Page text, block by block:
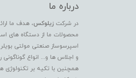
درباره ما
در شرکت زیلوکس، هدف ما
محصولات ما از دستگاه های
اسپرسوساز صنعتی مولتی
و اجلاس ها و... انواع
همچنین با تکیه بر تکنولوژی